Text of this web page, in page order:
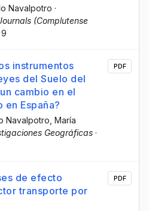
Navalpotro ·
(Complutense
9
instrumentos
del Suelo del
cambio en el
España?
Navalpotro , María
Geográficas ·
PDF
de efecto
transporte por
PDF